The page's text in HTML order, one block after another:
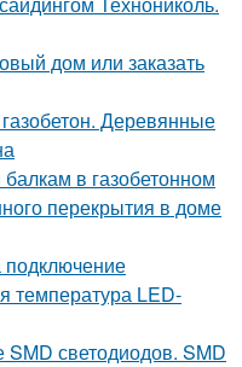
дом или заказать
Деревянные
в газобетонном
перекрытия в доме
подключение
температура LED-
SMD светодиодов. SMD